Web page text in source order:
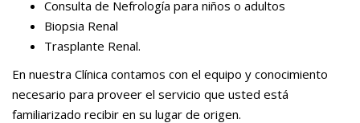
Consulta de Nefrología para niños o adultos
Biopsia Renal
Trasplante Renal.
En nuestra Clínica contamos con el equipo y conocimiento
necesario para proveer el servicio que usted está
familiarizado recibir en su lugar de origen.